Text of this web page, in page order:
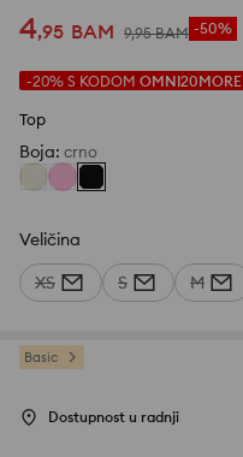
4,95 BAM 9,95 BAM -50%
-20% S KODOM OMNI20MORE
Top
Boja: crno
Veličina
XS S M
Basic
Dostupnost u radnji